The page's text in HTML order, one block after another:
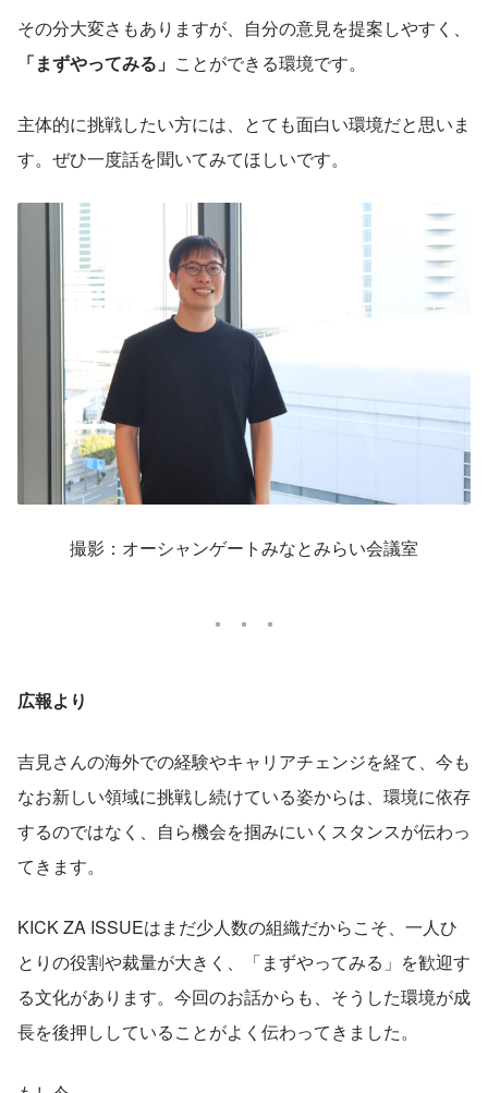
その分大変さもありますが、自分の意見を提案しやすく、
「まずやってみる」 ことができる環境です。
主体的に挑戦したい方には、とても面白い環境だと思いま
す。ぜひ一度話を聞いてみてほしいです。
撮影：オーシャンゲートみなとみらい会議室
広報より
吉見さんの海外での経験やキャリアチェンジを経て、今も
なお新しい領域に挑戦し続けている姿からは、環境に依存
するのではなく、自ら機会を掴みにいくスタンスが伝わっ
てきます。
KICK ZA ISSUEはまだ少人数の組織だからこそ、一人ひ
とりの役割や裁量が大きく、「まずやってみる」を歓迎す
る文化があります。今回のお話からも、そうした環境が成
長を後押ししていることがよく伝わってきました。